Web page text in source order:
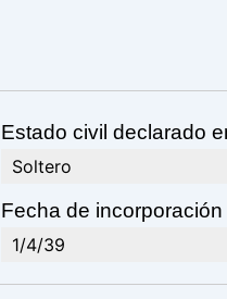
Estado civil declarado
Soltero
Fecha de
1/4/39